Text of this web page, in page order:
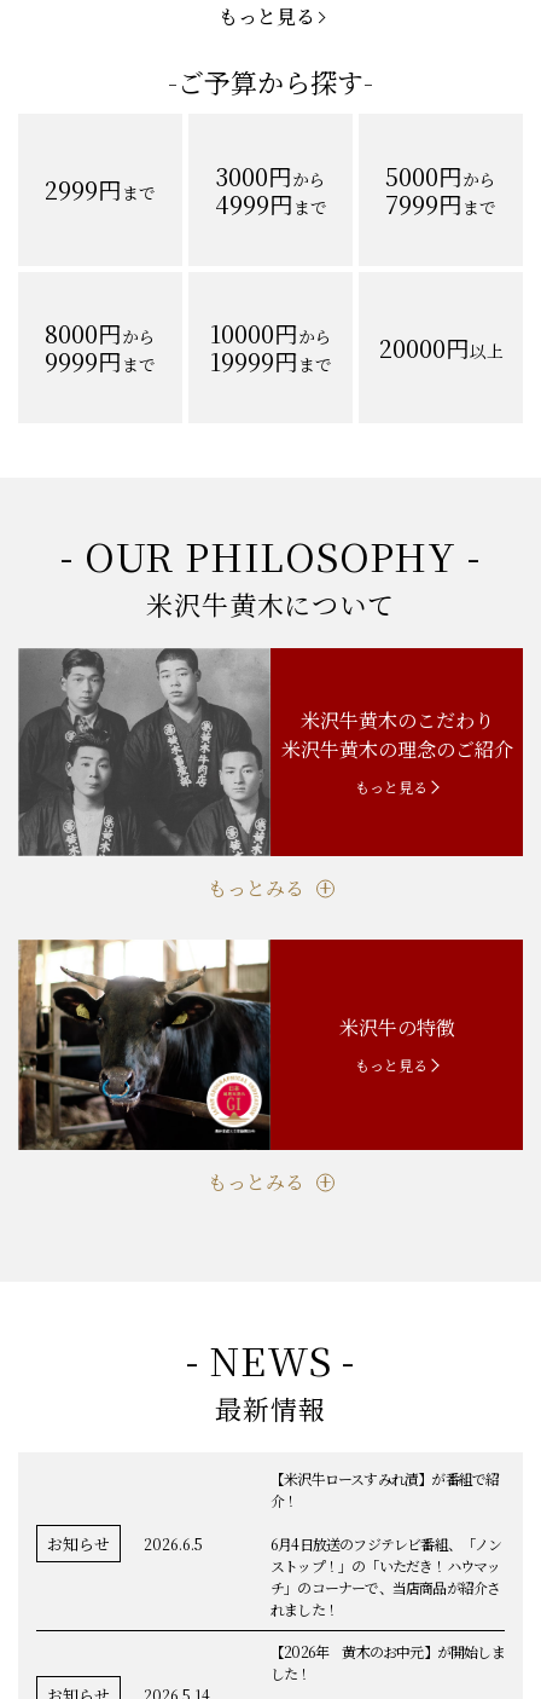
もっと見る
-ご予算から探す-
2999円まで 3000円から
4999円まで
5000円から
7999円まで
8000円から
9999円まで
10000円から
19999円まで 20000円以上
- OUR PHILOSOPHY -
米沢牛黄木について
米沢牛黄木のこだわり
米沢牛黄木の理念のご紹介
もっと見る
もっとみる
米沢牛の特徴
もっと見る
もっとみる
- NEWS -
最新情報
お知らせ 2026.6.5
【米沢牛ロースすみれ漬】が番組で紹
介！
6月4日放送のフジテレビ番組、「ノン
ストップ！」の「いただき！ハウマッ
チ」のコーナーで、当店商品が紹介さ
れました！
2026.5.14
【2026年 黄木のお中元】が開始しま
した！